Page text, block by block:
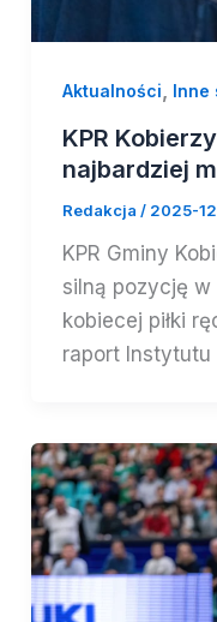
Aktualności Inne
KPR
najbardziej
Redakcja / 2025-
KPR Gminy
silną pozycję w
kobiecej piłki
raport